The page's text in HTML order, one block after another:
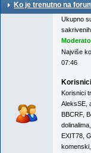
Ko je trenutno na
Ukupno
Najviše
07:46
Korisnici
AleksSE
BBCRF,
dolinalima
EXIT78
komenski